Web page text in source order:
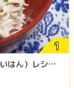
【シマッチュ直伝】超簡単！鶏飯（けいはん）レシピをご紹介します！